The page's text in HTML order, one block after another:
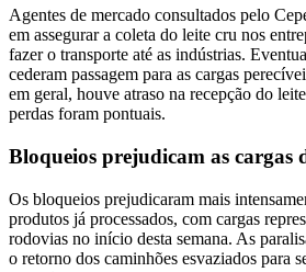
Agentes de mercado consultados pelo
em assegurar a coleta do leite cru nos
fazer o transporte até as indústrias.
cederam passagem para as cargas
em geral, houve atraso na recepção do
perdas foram pontuais.
Bloqueios prejudicam as cargas
Os bloqueios prejudicaram mais
produtos já processados, com cargas
rodovias no início desta semana. As
o retorno dos caminhões esvaziados para